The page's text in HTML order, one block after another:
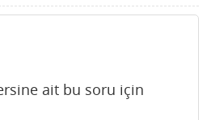
ait bu soru için